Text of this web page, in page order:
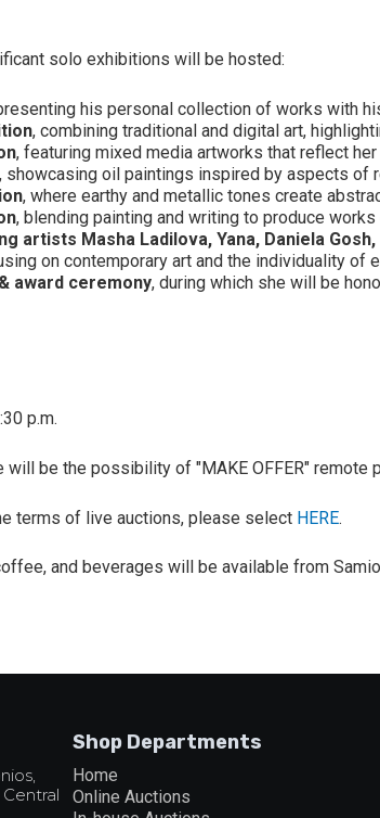
solo exhibitions will be hosted:
his personal collection of works with
, combining traditional and digital art,
, featuring mixed media artworks that reflect
, showcasing oil paintings inspired by aspects of
, where earthy and metallic tones create
, blending painting and writing to produce
artists Masha Ladilova, Yana, Daniela Gosh,
on contemporary art and the individuality of
award ceremony, during which she will be
p.m.
will be the possibility of "MAKE OFFER"
terms of live auctions, please select HERE.
and beverages will be available from
Shop Departments
Home
Online Auctions